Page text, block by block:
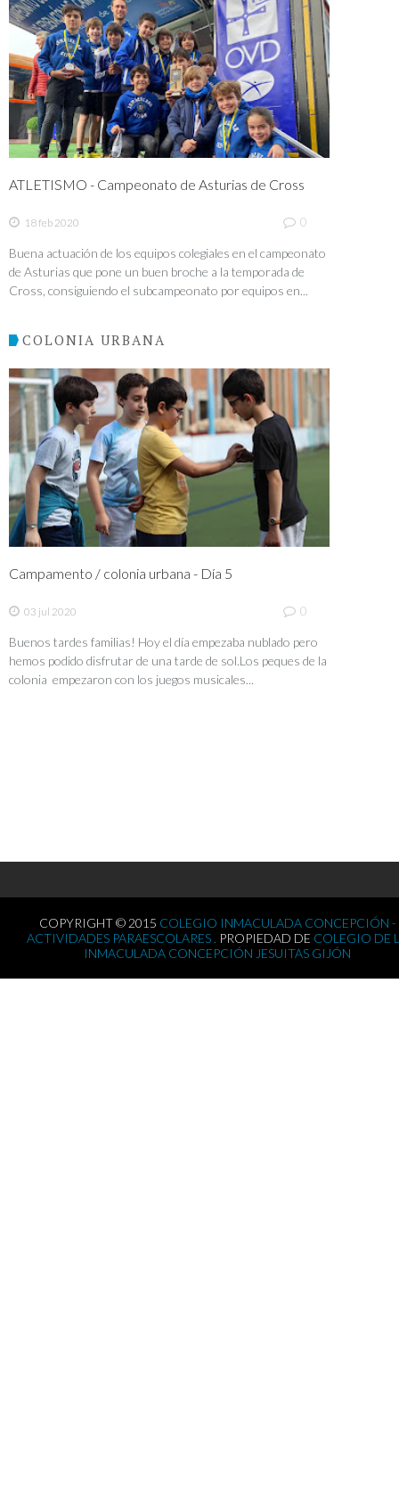
ATLETISMO - Campeonato de Asturias de Cross
18 feb 2020 0
Buena actuación de los equipos colegiales en el campeonato
de Asturias que pone un buen broche a la temporada de
Cross, consiguiendo el subcampeonato por equipos en...
COLONIA URBANA
Campamento / colonia urbana - Día 5
03 jul 2020 0
Buenos tardes familias! Hoy el día empezaba nublado pero
hemos podido disfrutar de una tarde de sol.Los peques de la
colonia empezaron con los juegos musicales...
COPYRIGHT © 2015 COLEGIO INMACULADA CONCEPCIÓN -
ACTIVIDADES PARAESCOLARES . PROPIEDAD DE COLEGIO DE
INMACULADA CONCEPCIÓN JESUITAS GIJÓN